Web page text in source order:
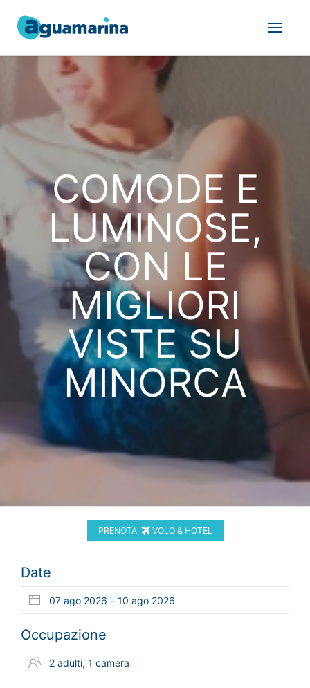
COMODE E
LUMINOSE,
CON LE
MIGLIORI
VISTE SU
MINORCA
PRENOTA VOLO & HOTEL
Date
Occupazione